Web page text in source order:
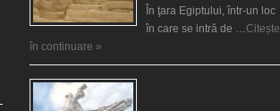
În ţara Egiptului, într-un loc
în care se intră de …Citește
în continuare »